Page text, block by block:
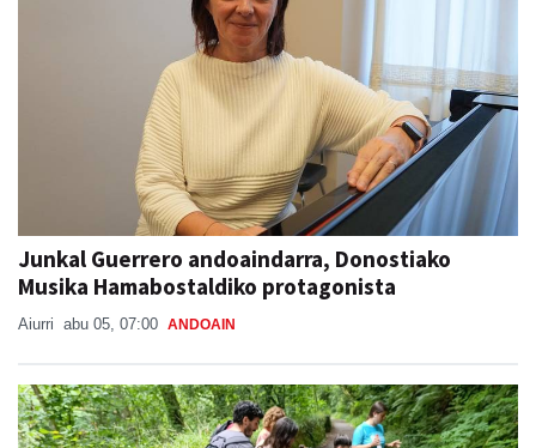
Junkal Guerrero andoaindarra, Donostiako
Musika Hamabostaldiko protagonista
Aiurri abu 05, 07:00 ANDOAIN